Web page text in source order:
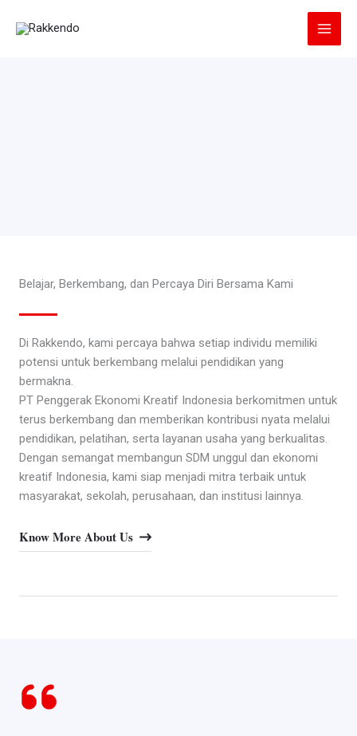
Belajar, Berkembang, dan Percaya Diri Bersama Kami
Di Rakkendo, kami percaya bahwa setiap individu memiliki
potensi untuk berkembang melalui pendidikan yang
bermakna.
PT Penggerak Ekonomi Kreatif Indonesia berkomitmen untuk
terus berkembang dan memberikan kontribusi nyata melalui
pendidikan, pelatihan, serta layanan usaha yang berkualitas.
Dengan semangat membangun SDM unggul dan ekonomi
kreatif Indonesia, kami siap menjadi mitra terbaik untuk
masyarakat, sekolah, perusahaan, dan institusi lainnya.
Know More About Us